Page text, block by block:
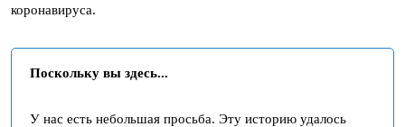
коронавируса.
Поскольку вы здесь...
У нас есть небольшая просьба. Эту историю удалось